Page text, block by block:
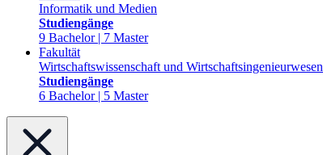
Informatik und Medien
Studiengänge
9 Bachelor | 7 Master
Fakultät
Wirtschaftswissenschaft und Wirtschaftsingenieurwesen
Studiengänge
6 Bachelor | 5 Master